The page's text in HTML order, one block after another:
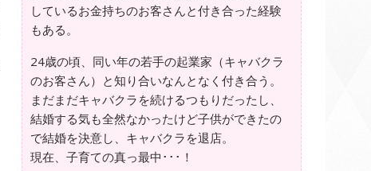
しているお金持ちのお客さんと付き合った経験
もある。
24歳の頃、同い年の若手の起業家（キャバクラ
のお客さん）と知り合いなんとなく付き合う。
まだまだキャバクラを続けるつもりだったし、
結婚する気も全然なかったけど子供ができたの
で結婚を決意し、キャバクラを退店。
現在、子育ての真っ最中･･･！